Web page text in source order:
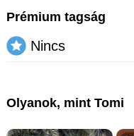
Prémium tagság
Nincs
Olyanok, mint Tomi